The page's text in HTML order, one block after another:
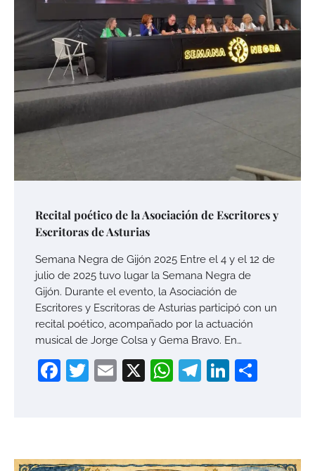
Recital poético de la Asociación de Escritores y
Escritoras de Asturias
Semana Negra de Gijón 2025 Entre el 4 y el 12 de
julio de 2025 tuvo lugar la Semana Negra de
Gijón. Durante el evento, la Asociación de
Escritores y Escritoras de Asturias participó con un
recital poético, acompañado por la actuación
musical de Jorge Colsa y Gema Bravo. En…
Facebook
Twitter
Email
X WhatsApp
Telegram